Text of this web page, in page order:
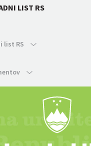
LIST RS
list RS